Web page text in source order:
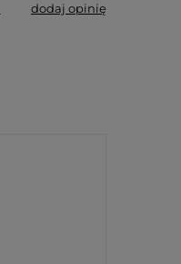
dodaj opinię